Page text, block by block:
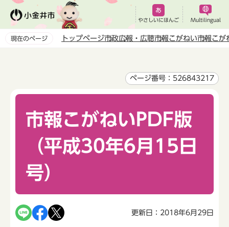
ペ
やさしいにほんご Multilingual
現在のページ トップページ市政広報・広聴市報こがねい市報こが
ページ番号：526843217
市報こがねいPDF版
（平成30年6月15日
号）
更新日：2018年6月29日